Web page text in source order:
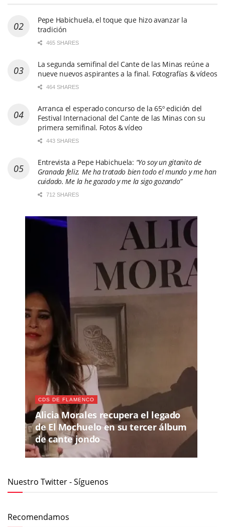
Pepe Habichuela, el toque que hizo avanzar la
tradición
465 SHARES
La segunda semifinal del Cante de las Minas reúne a
nueve nuevos aspirantes a la final. Fotografías & vídeos
464 SHARES
Arranca el esperado concurso de la 65º edición del
Festival Internacional del Cante de las Minas con su
primera semifinal. Fotos & vídeo
443 SHARES
Entrevista a Pepe Habichuela: “Yo soy un gitanito de
Granada feliz. Me ha tratado bien todo el mundo y me han
cuidado. Me la he gozado y me la sigo gozando”
712 SHARES
CDS DE FLAMENCO
Alicia Morales recupera el legado
de El Mochuelo en su tercer álbum
de cante jondo
Nuestro Twitter - Síguenos
Recomendamos